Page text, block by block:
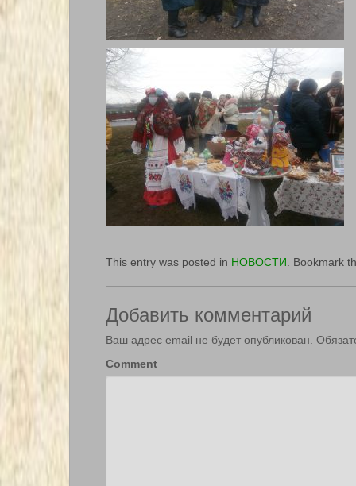
This entry was posted in НОВОСТИ . Bookmark
Добавить комментарий
Ваш адрес email не будет опубликован.
Comment